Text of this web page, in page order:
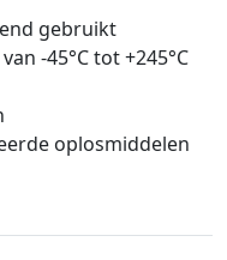
gebruikt
-45°C tot +245°C
oplosmiddelen